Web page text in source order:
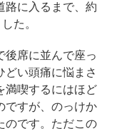
路に入るまで、約
た。
席に並んで座っ
どい頭痛に悩まさ
満喫するにはほど
ですが、のっけか
のです。ただこの